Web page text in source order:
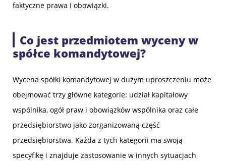
faktyczne prawa i obowiązki.
Co jest przedmiotem wyceny w
spółce komandytowej?
Wycena spółki komandytowej w dużym uproszczeniu może
obejmować trzy główne kategorie: udział kapitałowy
wspólnika, ogół praw i obowiązków wspólnika oraz całe
przedsiębiorstwo jako zorganizowaną część
przedsiębiorstwa. Każda z tych kategorii ma swoją
specyfikę i znajduje zastosowanie w innych sytuacjach